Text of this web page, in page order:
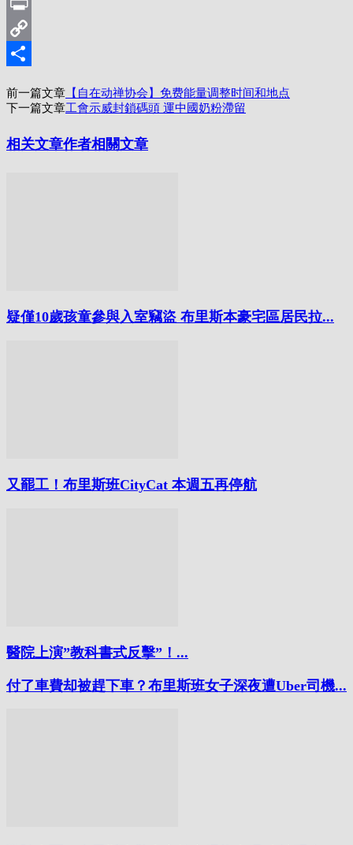
Print
Copy
享
前一篇文章 【自在动禅协会】免费能量调整时间和地点
下一篇文章工會示威封鎖碼頭 運中國奶粉滯留
相关文章作者相關文章
疑僅10歲孩童參與入室竊盜 布里斯本豪宅區居民拉...
又罷工！布里斯班CityCat 本週五再停航
醫院上演”教科書式反擊”！...
付了車費却被趕下車？布里斯班女子深夜遭Uber司機...